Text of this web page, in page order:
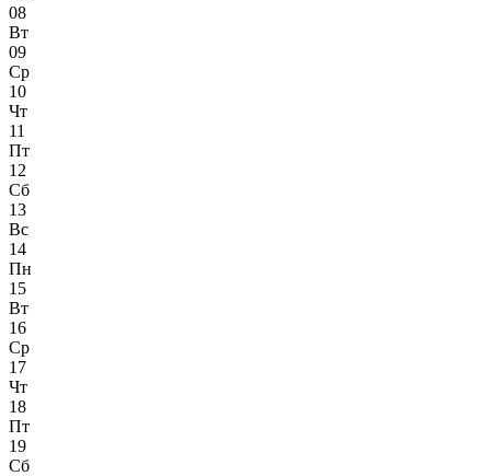
08
Вт
09
Ср
10
Чт
11
Пт
12
Сб
13
Вс
14
Пн
15
Вт
16
Ср
17
Чт
18
Пт
19
Сб